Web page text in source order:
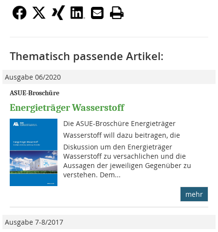
Thematisch passende Artikel:
Ausgabe 06/2020
ASUE-Broschüre
Energieträger Wasserstoff
Die ASUE-Broschüre Energieträger
Wasserstoff will dazu beitragen, die
Diskussion um den Energieträger
Wasserstoff zu versachlichen und die
Aussagen der jeweiligen Gegenüber zu
verstehen. Dem...
mehr
Ausgabe 7-8/2017